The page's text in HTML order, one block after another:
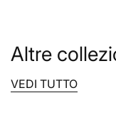
Altre
VEDI TUTTO